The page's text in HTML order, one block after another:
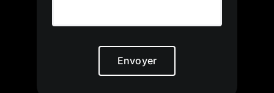
Envoyer